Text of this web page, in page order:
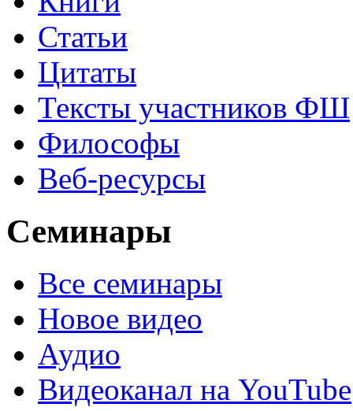
Статьи
Цитаты
Тексты участников ФШ
Философы
Веб-ресурсы
Семинары
Все семинары
Новое видео
Аудио
Видеоканал на YouTube